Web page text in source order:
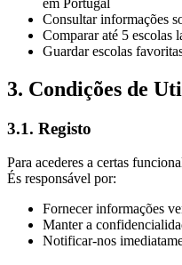
Consultar informações
Comparar até 5 escolas
Guardar escolas
3. Condições de
3.1. Registo
Para acederes a certas
És responsável por:
Fornecer informações
Manter a
Notificar-nos